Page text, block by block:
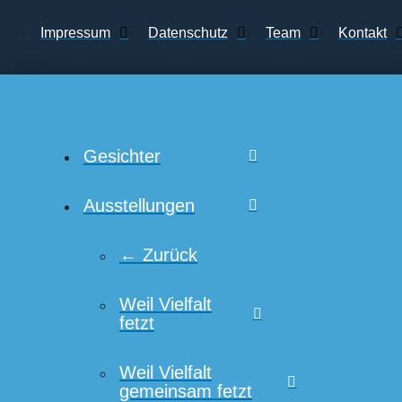
Impressum Datenschutz Team Kontakt
Gesichter
Ausstellungen
← Zurück
Weil Vielfalt
fetzt
Weil Vielfalt
gemeinsam fetzt